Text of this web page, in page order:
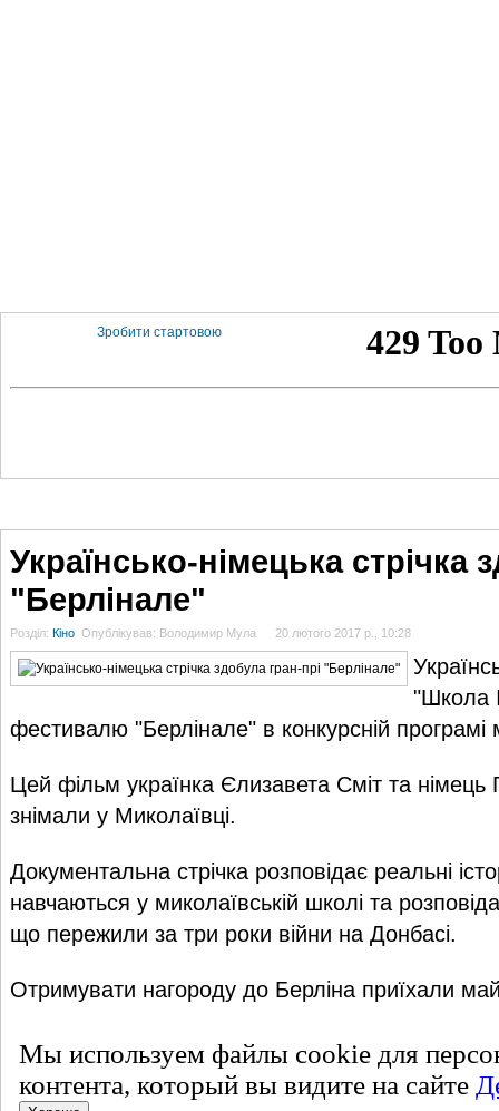
Зробити стартовою
Українсько-німецька стрічка
"Берлінале"
Розділ: Кіно Опублікував: Володимир Мула 20 лютого 2017 р., 10:28
"Школа
фестивалю "Берлінале" в конкурсній програмі
Цей фільм українка Єлизавета Сміт та
знімали у Миколаївці.
Документальна стрічка розповідає реальні
навчаються у миколаївській школі та
що пережили за три роки війни на Донбасі.
Отримувати нагороду до Берліна приїхали